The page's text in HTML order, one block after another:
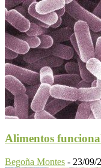
Alimentos
Begoña Montes - 23/09/